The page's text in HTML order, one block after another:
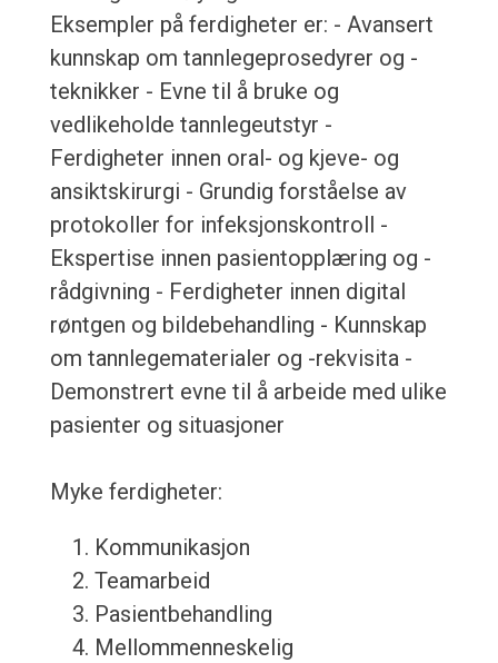
Eksempler på ferdigheter er: - Avansert
kunnskap om tannlegeprosedyrer og -
teknikker - Evne til å bruke og
vedlikeholde tannlegeutstyr -
Ferdigheter innen oral- og kjeve- og
ansiktskirurgi - Grundig forståelse av
protokoller for infeksjonskontroll -
Ekspertise innen pasientopplæring og -
rådgivning - Ferdigheter innen digital
røntgen og bildebehandling - Kunnskap
om tannlegematerialer og -rekvisita -
Demonstrert evne til å arbeide med ulike
pasienter og situasjoner
Myke ferdigheter:
Kommunikasjon
Teamarbeid
Pasientbehandling
Mellommenneskelig